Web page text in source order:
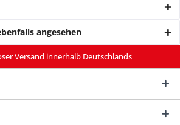
angesehen
Versand innerhalb Deutschlands